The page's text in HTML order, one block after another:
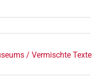
/ Vermischte Texte